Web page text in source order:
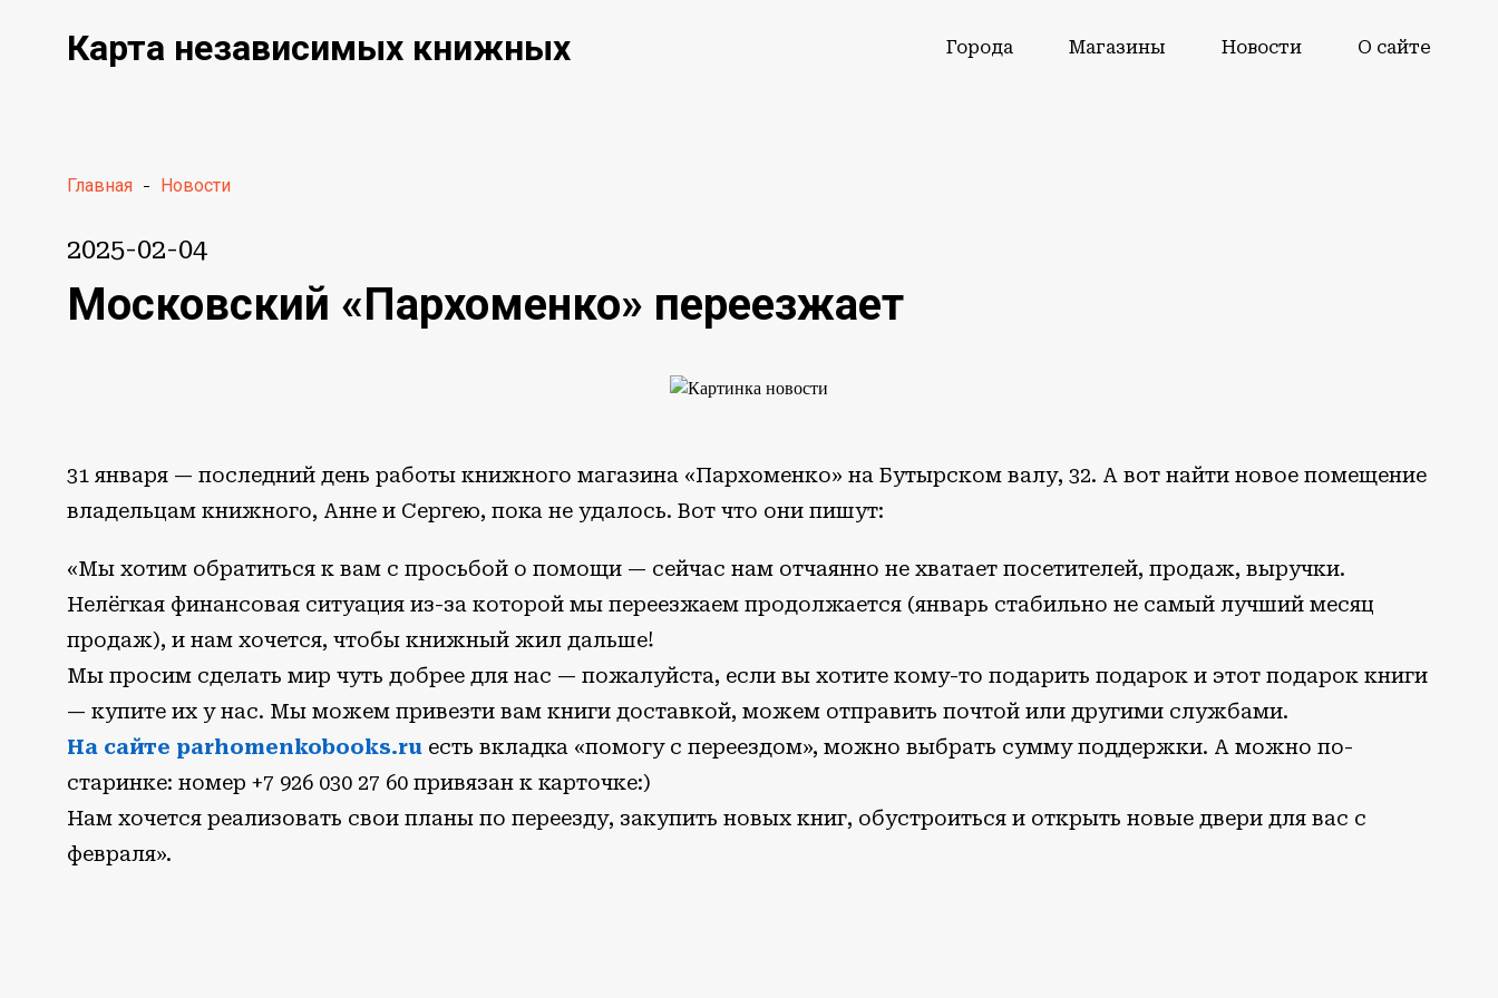
Карта независимых книжных Города Магазины Новости О сайте
Главная - Новости
2025-02-04
Московский «Пархоменко» переезжает
31 января — последний день работы книжного магазина «Пархоменко» на Бутырском валу, 32. А вот найти новое помещение
владельцам книжного, Анне и Сергею, пока не удалось. Вот что они пишут:
«Мы хотим обратиться к вам с просьбой о помощи — сейчас нам отчаянно не хватает посетителей, продаж, выручки.
Нелёгкая финансовая ситуация из-за которой мы переезжаем продолжается (январь стабильно не самый лучший месяц
продаж), и нам хочется, чтобы книжный жил дальше!
Мы просим сделать мир чуть добрее для нас — пожалуйста, если вы хотите кому-то подарить подарок и этот подарок книги
— купите их у нас. Мы можем привезти вам книги доставкой, можем отправить почтой или другими службами.
На сайте parhomenkobooks.ru есть вкладка «помогу с переездом», можно выбрать сумму поддержки. А можно по-
старинке: номер +7 926 030 27 60 привязан к карточке:)
Нам хочется реализовать свои планы по переезду, закупить новых книг, обустроиться и открыть новые двери для вас с
февраля».